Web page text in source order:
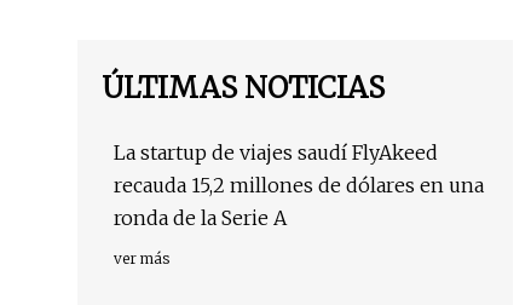
ÚLTIMAS NOTICIAS
La startup de viajes saudí FlyAkeed
recauda 15,2 millones de dólares en una
ronda de la Serie A
ver más